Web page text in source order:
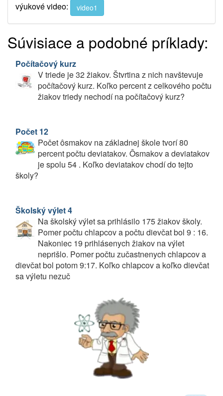
výukové video:
video1
Súvisiace a podobné príklady:
Počítačový kurz
V triede je 32 žiakov. Štvrtina z nich navštevuje
počítačový kurz. Koľko percent z celkového počtu
žiakov triedy nechodí na počítačový kurz?
Počet 12
Počet ôsmakov na základnej škole tvorí 80
percent počtu deviatakov. Ôsmakov a deviatakov
je spolu 54 . Koľko deviatakov chodí do tejto
školy?
Školský výlet 4
Na školský výlet sa prihlásilo 175 žiakov školy.
Pomer počtu chlapcov a počtu dievčat bol 9 : 16.
Nakoniec 19 prihlásenych žiakov na výlet
neprišlo. Pomer počtu zučastnenych chlapcov a
dievčat bol potom 9:17. Koľko chlapcov a koľko dievčat
sa výletu nezuč